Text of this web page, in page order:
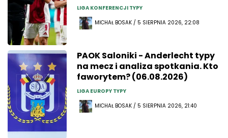
LIGA KONFERENCJI TYPY
MICHAŁ BOSAK / 5 SIERPNIA 2026, 22:08
PAOK Saloniki - Anderlecht typy
na mecz i analiza spotkania. Kto
faworytem? (06.08.2026)
LIGA EUROPY TYPY
MICHAŁ BOSAK / 5 SIERPNIA 2026, 21:40